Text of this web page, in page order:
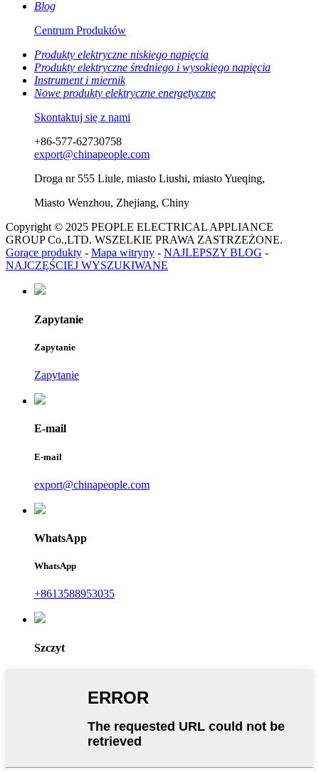
Blog
Centrum Produktów
Produkty elektryczne niskiego napięcia
Produkty elektryczne średniego i wysokiego napięcia
Instrument i miernik
Nowe produkty elektryczne energetyczne
Skontaktuj się z nami
+86-577-62730758
export@chinapeople.com
Droga nr 555 Liule, miasto Liushi, miasto Yueqing,
Miasto Wenzhou, Zhejiang, Chiny
Copyright © 2025 PEOPLE ELECTRICAL APPLIANCE
GROUP Co.,LTD. WSZELKIE PRAWA ZASTRZEŻONE.
Gorące produkty - Mapa witryny - NAJLEPSZY BLOG -
NAJCZĘŚCIEJ WYSZUKIWANE
Zapytanie
Zapytanie
Zapytanie
E-mail
E-mail
export@chinapeople.com
WhatsApp
WhatsApp
+8613588953035
Szczyt